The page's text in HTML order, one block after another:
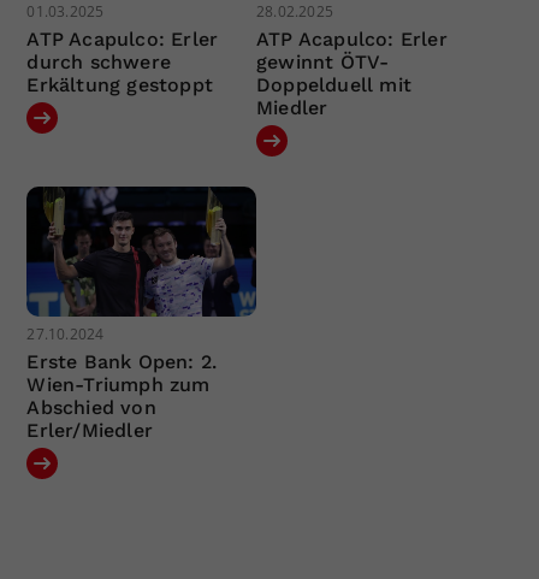
01.03.2025
ATP Acapulco: Erler
durch schwere
Erkältung gestoppt
28.02.2025
ATP Acapulco: Erler
gewinnt ÖTV-
Doppelduell mit
Miedler
27.10.2024
Erste Bank Open: 2.
Wien-Triumph zum
Abschied von
Erler/Miedler